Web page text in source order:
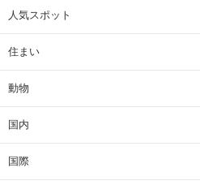
人気スポット
住まい
動物
国内
国際